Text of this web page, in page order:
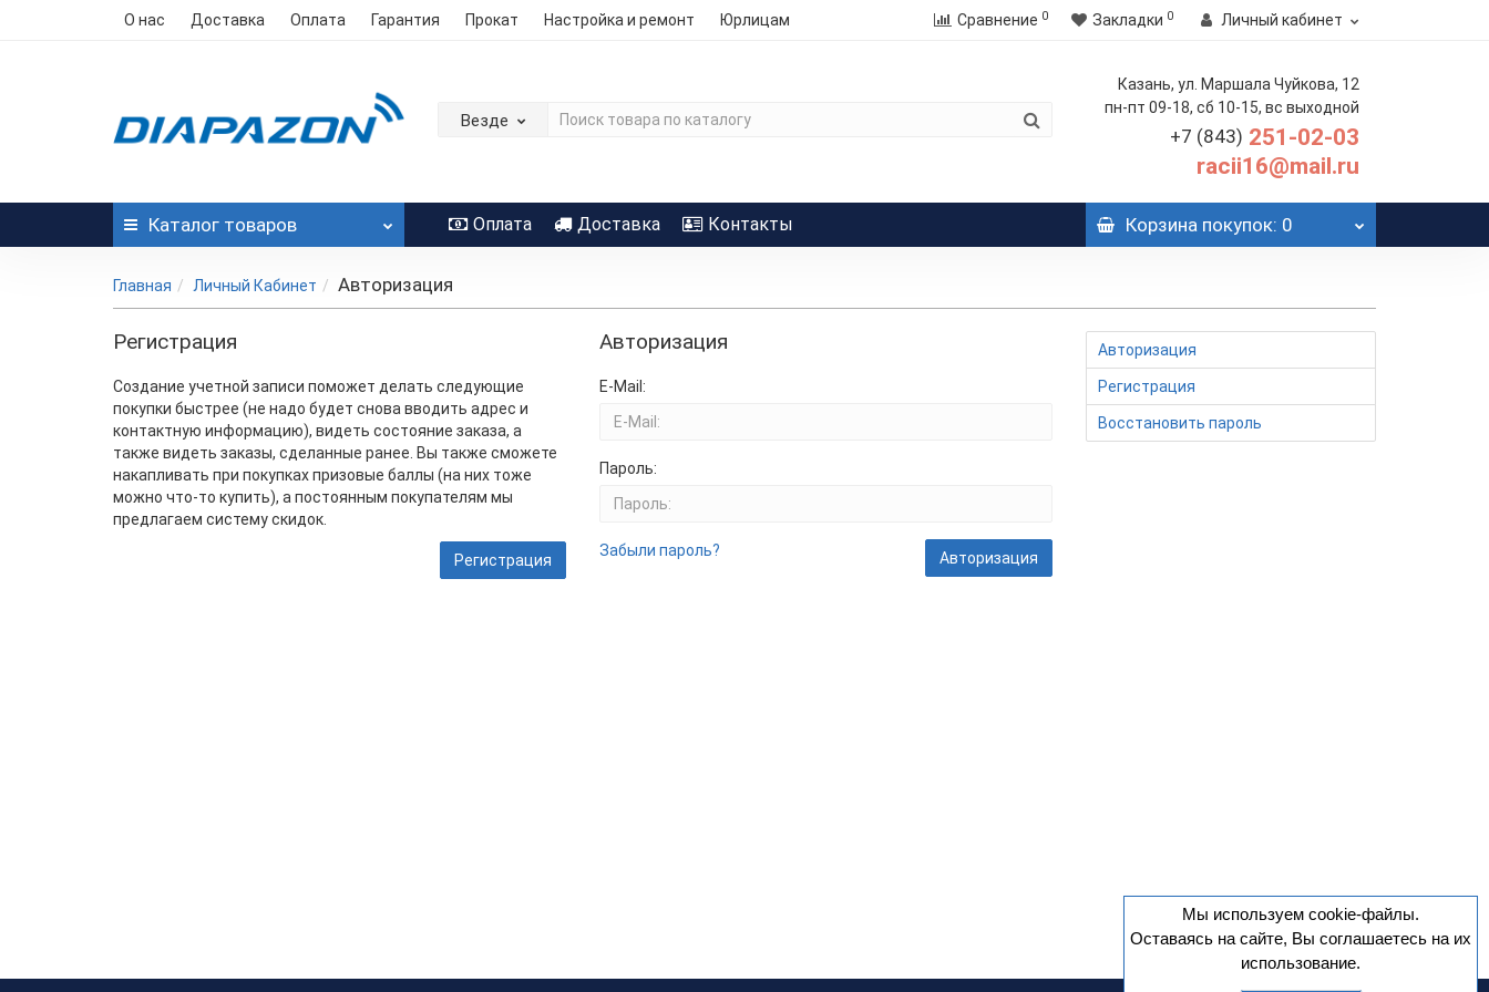
О нас Доставка Оплата Гарантия Прокат Настройка и ремонт Юрлицам Сравнение 0 Закладки 0 Личный кабинет
Везде
Казань, ул. Маршала Чуйкова, 12
пн-пт 09-18, сб 10-15, вс выходной
+7 (843) 251-02-03
racii16@mail.ru
Каталог товаров Оплата Доставка Контакты Корзинапокупок: 0
Главная Личный Кабинет Авторизация
Регистрация
Создание учетной записи поможет делать следующие
покупки быстрее (не надо будет снова вводить адрес и
контактную информацию), видеть состояние заказа, а
также видеть заказы, сделанные ранее. Вы также сможете
накапливать при покупках призовые баллы (на них тоже
можно что-то купить), а постоянным покупателям мы
предлагаем систему скидок.
Регистрация
Авторизация
E-Mail:
Пароль:
Забыли пароль?
Авторизация
Регистрация
Восстановить пароль
Мы используем cookie-файлы.
Оставаясь на сайте, Вы соглашаетесь на их
использование.